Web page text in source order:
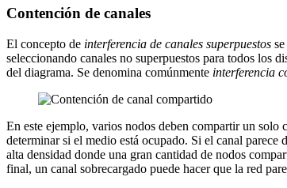
Contención de canales
El concepto de interferencia de canales superpuestos
seleccionando canales no superpuestos para todos los
del diagrama. Se denomina comúnmente interferencia
En este ejemplo, varios nodos deben compartir un
determinar si el medio está ocupado. Si el canal parece
alta densidad donde una gran cantidad de nodos
final, un canal sobrecargado puede hacer que la red